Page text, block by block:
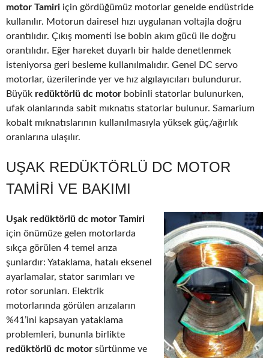
motor Tamiri için gördüğümüz motorlar genelde endüstride
kullanılır. Motorun dairesel hızı uygulanan voltajla doğru
orantılıdır. Çıkış momenti ise bobin akım gücü ile doğru
orantılıdır. Eğer hareket duyarlı bir halde denetlenmek
isteniyorsa geri besleme kullanılmalıdır. Genel DC servo
motorlar, üzerilerinde yer ve hız algılayıcıları bulundurur.
Büyük redüktörlü dc motor bobinli statorlar bulunurken,
ufak olanlarında sabit mıknatıs statorlar bulunur. Samarium
kobalt mıknatıslarının kullanılmasıyla yüksek güç/ağırlık
oranlarına ulaşılır.
UŞAK REDÜKTÖRLÜ DC MOTOR
TAMIRI VE BAKIMI
Uşak redüktörlü dc motor Tamiri
için önümüze gelen motorlarda
sıkça görülen 4 temel arıza
şunlardır: Yataklama, hatalı eksenel
ayarlamalar, stator sarımları ve
rotor sorunları. Elektrik
motorlarında görülen arızaların
%41’ini kapsayan yataklama
problemleri, bununla birlikte
redüktörlü dc motor sürtünme ve